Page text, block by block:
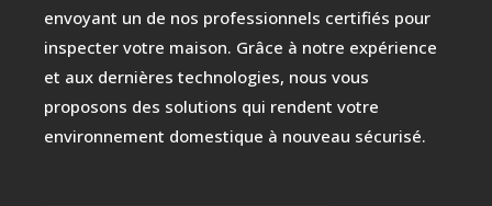
envoyant un de nos professionnels certifiés pour
inspecter votre maison. Grâce à notre expérience
et aux dernières technologies, nous vous
proposons des solutions qui rendent votre
environnement domestique à nouveau sécurisé.